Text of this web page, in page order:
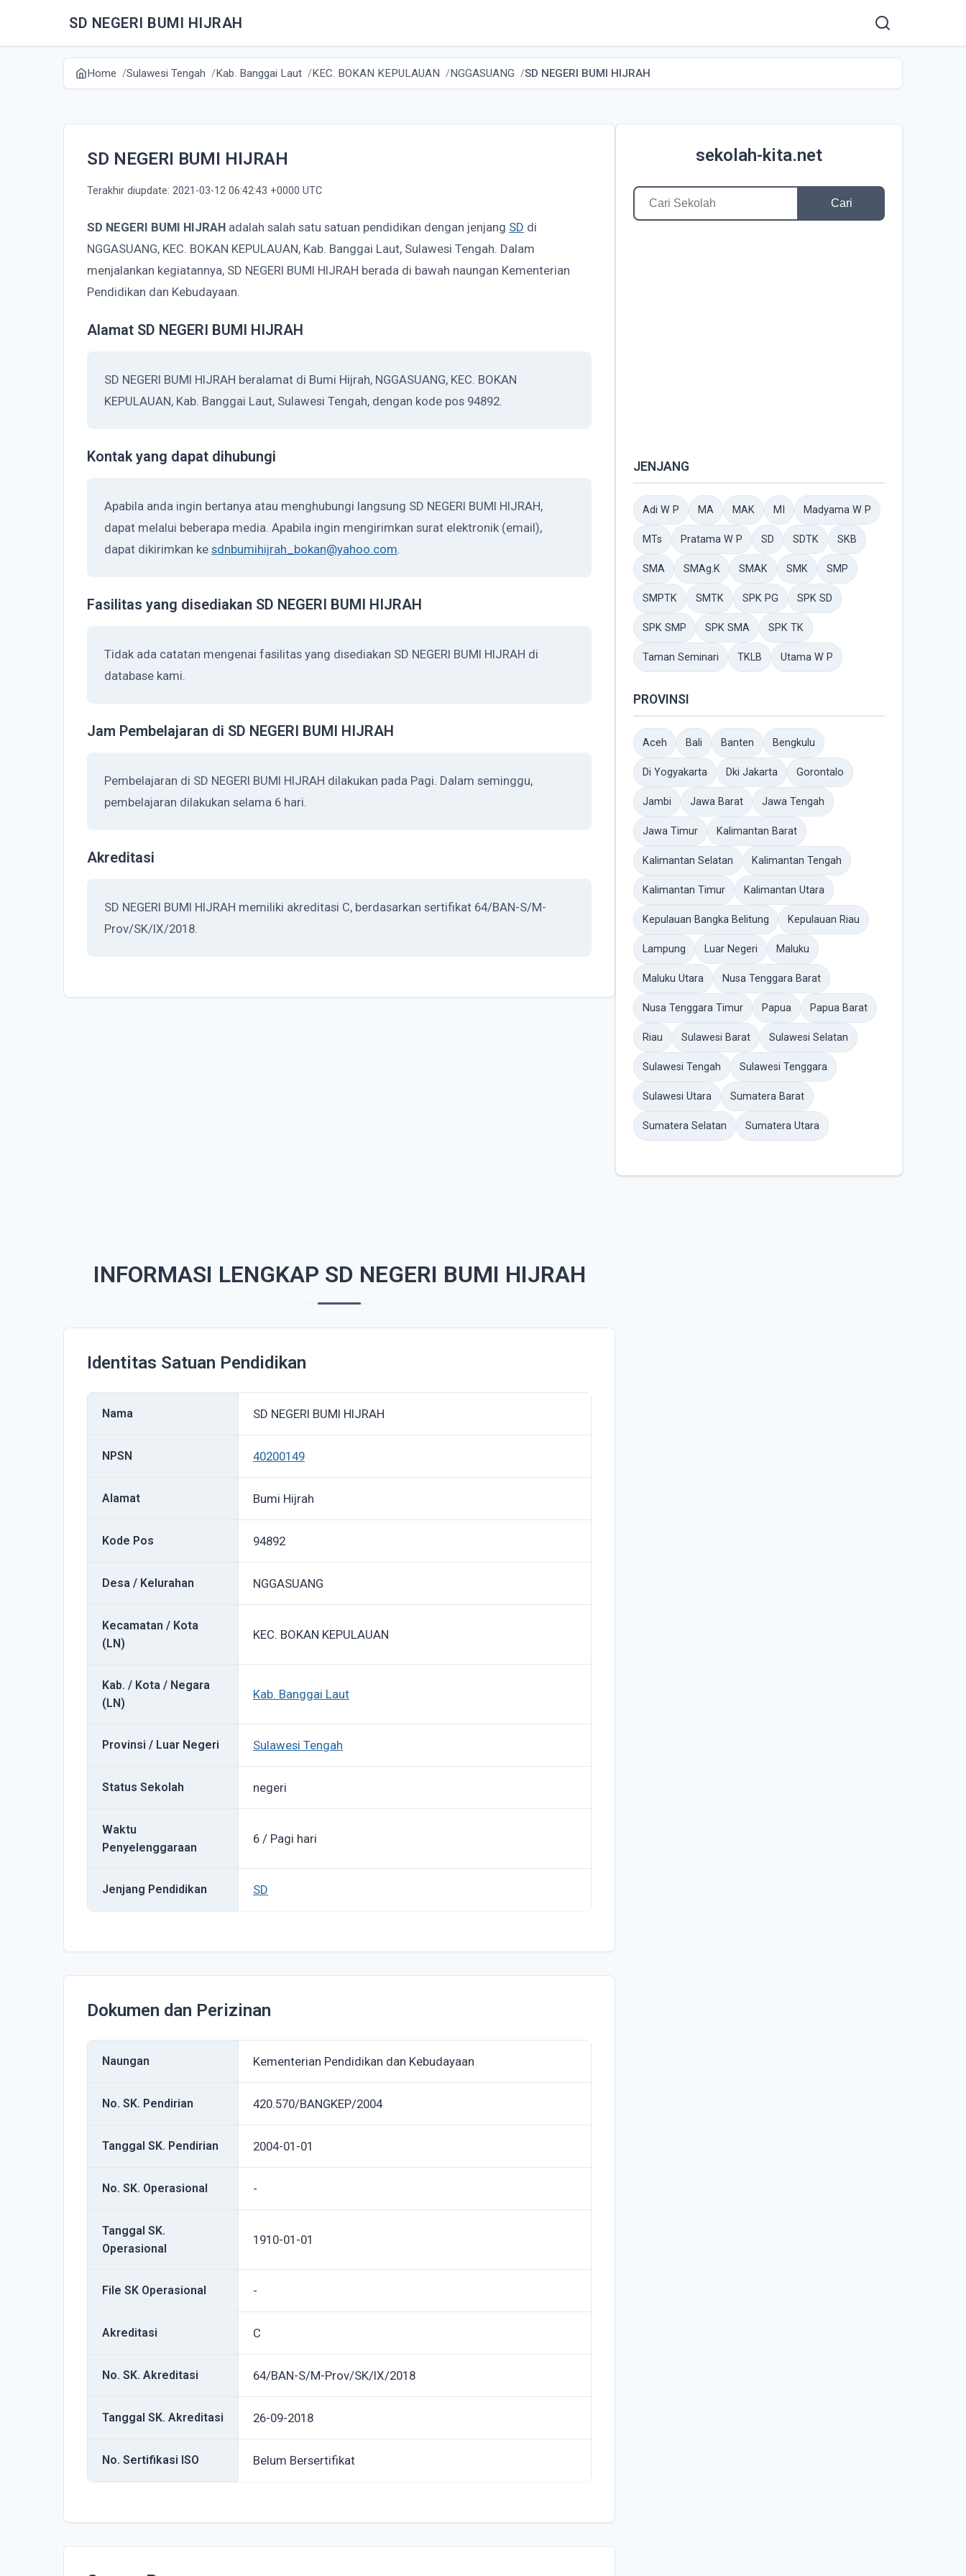
SD NEGERI BUMI HIJRAH
Home Sulawesi Tengah Kab. Banggai Laut KEC. BOKAN KEPULAUAN NGGASUANG SD NEGERI BUMI HIJRAH
SD NEGERI BUMI HIJRAH
Terakhir diupdate: 2021-03-12 06:42:43 +0000 UTC
SD NEGERI BUMI HIJRAH adalah salah satu satuan pendidikan dengan jenjang SD di
NGGASUANG, KEC. BOKAN KEPULAUAN, Kab. Banggai Laut, Sulawesi Tengah. Dalam
menjalankan kegiatannya, SD NEGERI BUMI HIJRAH berada di bawah naungan Kementerian
Pendidikan dan Kebudayaan.
Alamat SD NEGERI BUMI HIJRAH
SD NEGERI BUMI HIJRAH beralamat di Bumi Hijrah, NGGASUANG, KEC. BOKAN
KEPULAUAN, Kab. Banggai Laut, Sulawesi Tengah, dengan kode pos 94892.
Kontak yang dapat dihubungi
Apabila anda ingin bertanya atau menghubungi langsung SD NEGERI BUMI HIJRAH,
dapat melalui beberapa media. Apabila ingin mengirimkan surat elektronik (email),
dapat dikirimkan ke sdnbumihijrah_bokan@yahoo.com.
Fasilitas yang disediakan SD NEGERI BUMI HIJRAH
Tidak ada catatan mengenai fasilitas yang disediakan SD NEGERI BUMI HIJRAH di
database kami.
Jam Pembelajaran di SD NEGERI BUMI HIJRAH
Pembelajaran di SD NEGERI BUMI HIJRAH dilakukan pada Pagi. Dalam seminggu,
pembelajaran dilakukan selama 6 hari.
Akreditasi
SD NEGERI BUMI HIJRAH memiliki akreditasi C, berdasarkan sertifikat 64/BAN-S/M-
Prov/SK/IX/2018.
INFORMASI LENGKAP SD NEGERI BUMI HIJRAH
Identitas Satuan Pendidikan
Nama SD NEGERI BUMI HIJRAH
NPSN 40200149
Alamat Bumi Hijrah
Kode Pos 94892
Desa / Kelurahan NGGASUANG
Kecamatan / Kota
(LN)
KEC. BOKAN KEPULAUAN
Kab. / Kota / Negara
(LN)
Kab. Banggai Laut
Provinsi / Luar Negeri Sulawesi Tengah
Status Sekolah negeri
Waktu
Penyelenggaraan
6 / Pagi hari
Jenjang Pendidikan SD
Dokumen dan Perizinan
Naungan Kementerian Pendidikan dan Kebudayaan
No. SK. Pendirian 420.570/BANGKEP/2004
Tanggal SK. Pendirian 2004-01-01
No. SK. Operasional -
Tanggal SK.
Operasional
1910-01-01
File SK Operasional -
Akreditasi C
No. SK. Akreditasi 64/BAN-S/M-Prov/SK/IX/2018
Tanggal SK. Akreditasi 26-09-2018
No. Sertifikasi ISO Belum Bersertifikat
sekolah-kita.net
Cari
JENJANG
Adi W P MA MAK MI Madyama W P
MTs Pratama W P SD SDTK SKB
SMA SMAg.K SMAK SMK SMP
SMPTK SMTK SPK PG SPK SD
SPK SMP SPK SMA SPK TK
Taman Seminari TKLB Utama W P
PROVINSI
Aceh Bali Banten Bengkulu
Di Yogyakarta Dki Jakarta Gorontalo
Jambi Jawa Barat Jawa Tengah
Jawa Timur Kalimantan Barat
Kalimantan Selatan Kalimantan Tengah
Kalimantan Timur Kalimantan Utara
Kepulauan Bangka Belitung Kepulauan Riau
Lampung Luar Negeri Maluku
Maluku Utara Nusa Tenggara Barat
Nusa Tenggara Timur Papua Papua Barat
Riau Sulawesi Barat Sulawesi Selatan
Sulawesi Tengah Sulawesi Tenggara
Sulawesi Utara Sumatera Barat
Sumatera Selatan Sumatera Utara